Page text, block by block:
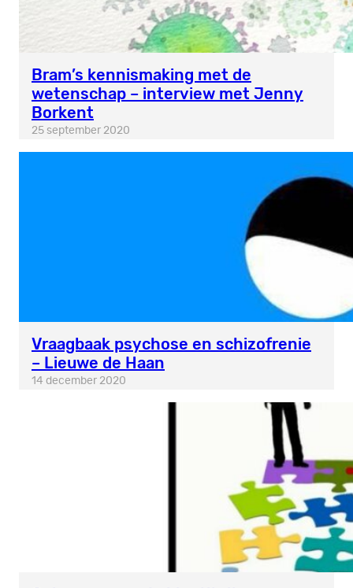
Bram’s kennismaking met de
wetenschap – interview met Jenny
Borkent
25 september 2020
Vraagbaak psychose en schizofrenie
– Lieuwe de Haan
14 december 2020